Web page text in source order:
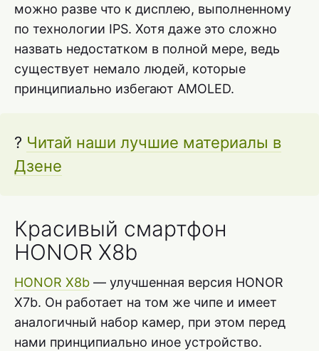
можно разве что к дисплею, выполненному
по технологии IPS. Хотя даже это сложно
назвать недостатком в полной мере, ведь
существует немало людей, которые
принципиально избегают AMOLED.
? Читай наши лучшие материалы в
Дзене
Красивый смартфон
HONOR X8b
HONOR X8b — улучшенная версия HONOR
X7b. Он работает на том же чипе и имеет
аналогичный набор камер, при этом перед
нами принципиально иное устройство.